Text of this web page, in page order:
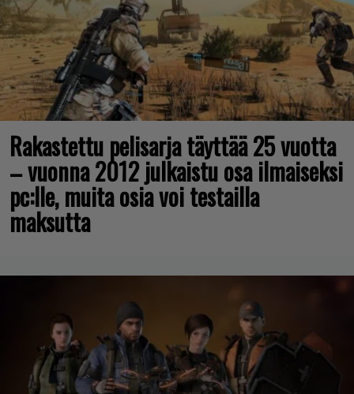
Rakastettu pelisarja täyttää 25 vuotta
– vuonna 2012 julkaistu osa ilmaiseksi
pc:lle, muita osia voi testailla
maksutta